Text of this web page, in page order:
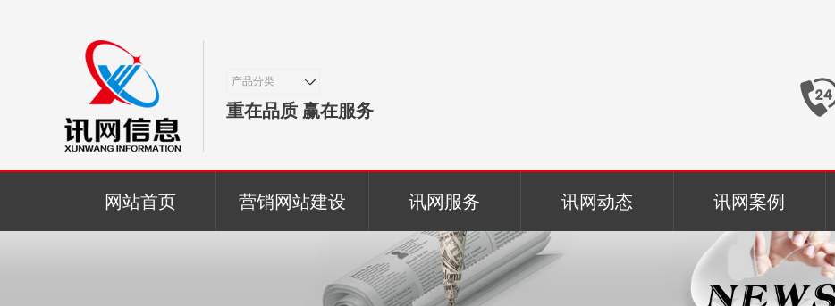
产品分类
重在品质 赢在服务
网站首页 营销网站建设 讯网服务 讯网动态 讯网案例